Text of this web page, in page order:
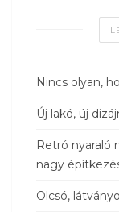
Nincs olyan,
Új lakó, új
Retró nyaraló
nagy
Olcsó,